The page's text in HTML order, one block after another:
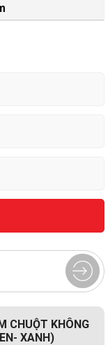
CHUỘT KHÔNG
XANH)